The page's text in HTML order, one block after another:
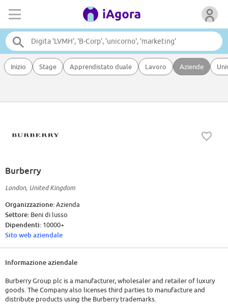
Inizio Stage Apprendistato duale Lavoro Aziende
Burberry
London, United Kingdom
Organizzazione:Azienda
Settore: Beni di lusso
Dipendenti: 10000+
Sito web aziendale
Informazione aziendale
Burberry Group plc is a manufacturer, wholesaler and retailer of luxury
goods. The Company also licenses third parties to manufacture and
distribute products using the Burberry trademarks.